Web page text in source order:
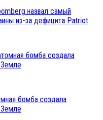
назвал самый
из-за дефицита Patriot
бомба создала